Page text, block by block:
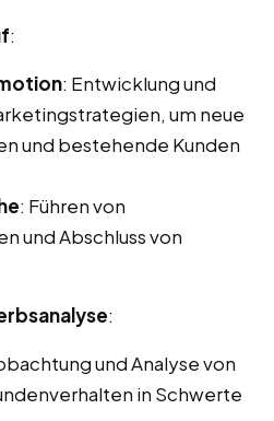
:
: Entwicklung und
um neue
und bestehende Kunden
: Führen von
und Abschluss von
:
und Analyse von
in Schwerte